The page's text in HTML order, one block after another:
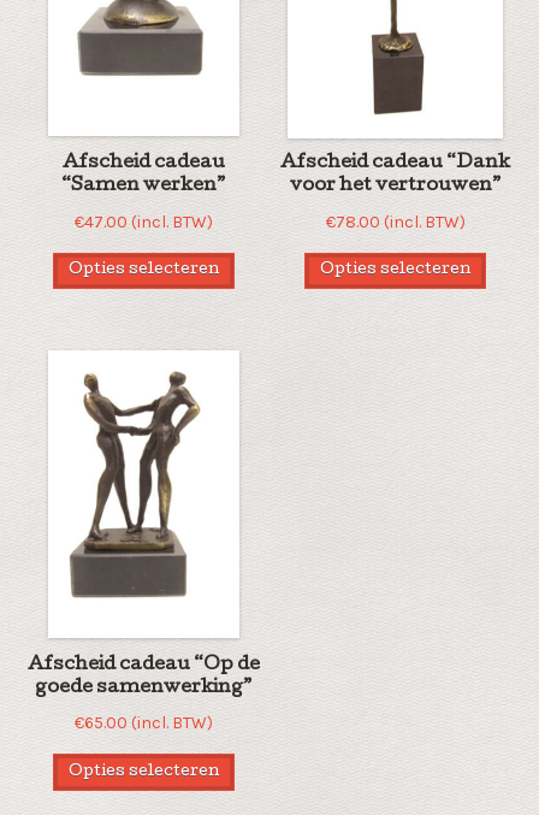
Afscheid cadeau
“Samen werken”
€47.00 (incl. BTW)
Opties selecteren
Afscheid cadeau “Dank
voor het vertrouwen”
€78.00 (incl. BTW)
Opties selecteren
Afscheid cadeau “Op de
goede samenwerking”
€65.00 (incl. BTW)
Opties selecteren